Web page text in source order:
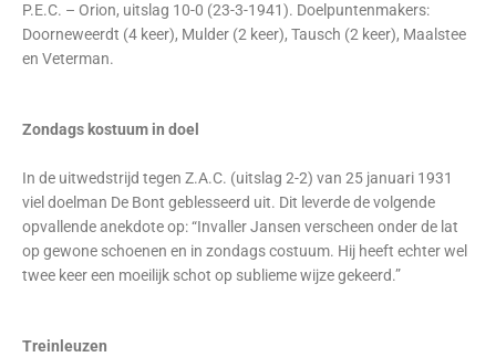
P.E.C. – Orion, uitslag 10-0 (23-3-1941). Doelpuntenmakers:
Doorneweerdt (4 keer), Mulder (2 keer), Tausch (2 keer), Maalstee
en Veterman.
Zondags kostuum in doel
In de uitwedstrijd tegen Z.A.C. (uitslag 2-2) van 25 januari 1931
viel doelman De Bont geblesseerd uit. Dit leverde de volgende
opvallende anekdote op: “Invaller Jansen verscheen onder de lat
op gewone schoenen en in zondags costuum. Hij heeft echter wel
twee keer een moeilijk schot op sublieme wijze gekeerd.”
Treinleuzen